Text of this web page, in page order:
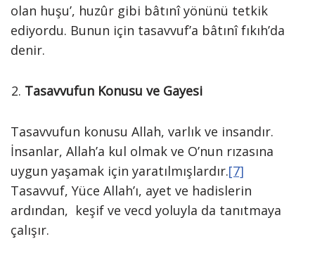
olan huşu’, huzûr gibi bâtınî yönünü tetkik
ediyordu. Bunun için tasavvuf’a bâtınî fıkıh’da
denir.
Tasavvufun Konusu ve Gayesi
Tasavvufun konusu Allah, varlık ve insandır.
İnsanlar, Allah’a kul olmak ve O’nun rızasına
uygun yaşamak için yaratılmışlardır.[7]
Tasavvuf, Yüce Allah’ı, ayet ve hadislerin
ardından, keşif ve vecd yoluyla da tanıtmaya
çalışır.